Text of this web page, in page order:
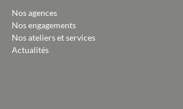
Nos agences
Nos engagements
Nos ateliers et services
Actualités